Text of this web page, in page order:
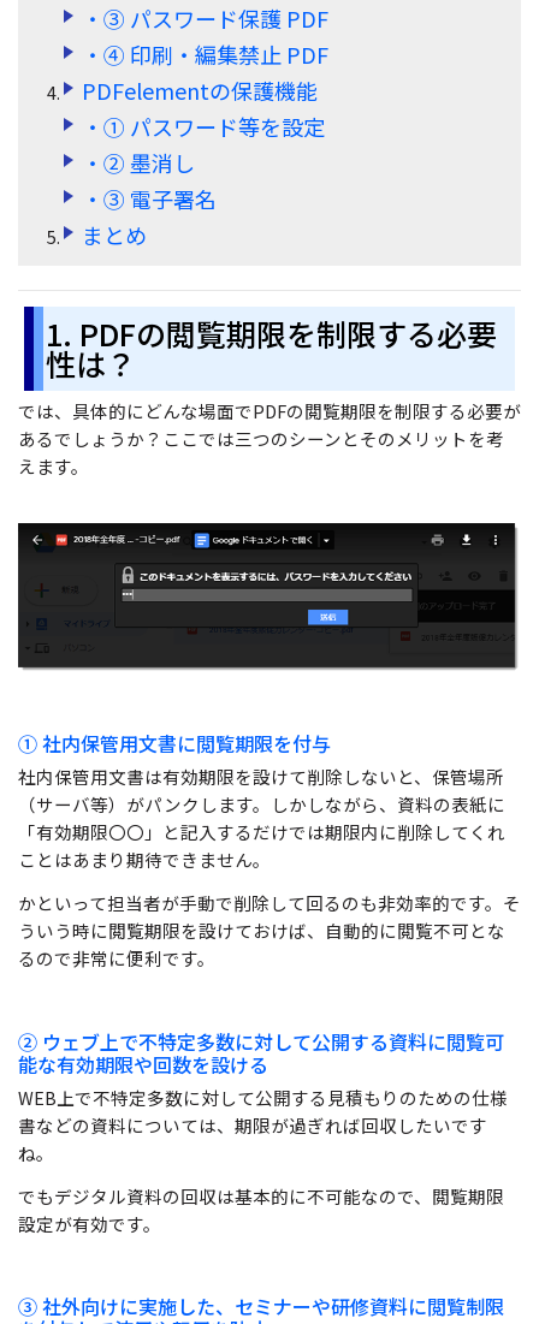
・③ パスワード保護 PDF
・④ 印刷・編集禁止 PDF
PDFelementの保護機能
・① パスワード等を設定
・② 墨消し
・③ 電子署名
まとめ
1. PDFの閲覧期限を制限する必要
性は？
では、具体的にどんな場面でPDFの閲覧期限を制限する必要が
あるでしょうか？ここでは三つのシーンとそのメリットを考
えます。
① 社内保管用文書に閲覧期限を付与
社内保管用文書は有効期限を設けて削除しないと、保管場所
（サーバ等）がパンクします。しかしながら、資料の表紙に
「有効期限〇〇」と記入するだけでは期限内に削除してくれ
ことはあまり期待できません。
かといって担当者が手動で削除して回るのも非効率的です。そ
ういう時に閲覧期限を設けておけば、自動的に閲覧不可とな
るので非常に便利です。
② ウェブ上で不特定多数に対して公開する資料に閲覧可
能な有効期限や回数を設ける
WEB上で不特定多数に対して公開する見積もりのための仕様
書などの資料については、期限が過ぎれば回収したいです
ね。
でもデジタル資料の回収は基本的に不可能なので、閲覧期限
設定が有効です。
③ 社外向けに実施した、セミナーや研修資料に閲覧制限